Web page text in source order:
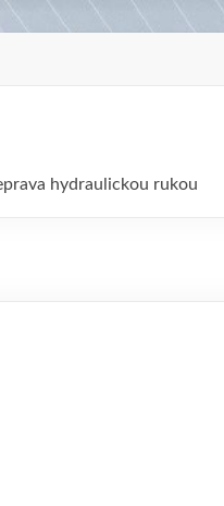
hydraulickou rukou